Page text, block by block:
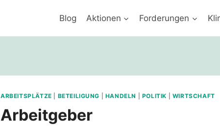
Blog Aktionen Forderungen
ARBEITSPLÄTZE BETEILIGUNG HANDELN POLITIK WIRTSCHAFT
Arbeitgeber